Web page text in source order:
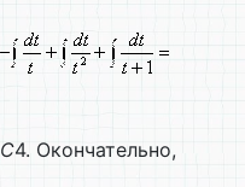
С4. Окончательно,